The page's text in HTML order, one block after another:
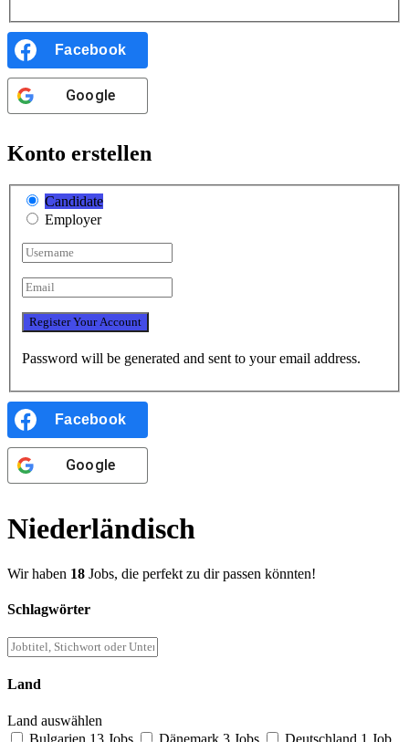
Facebook
Google
Konto erstellen
Candidate
Employer
Password will be generated and sent to your email address.
Facebook
Google
Niederländisch
Wir haben 18 Jobs, die perfekt zu dir passen könnten!
Schlagwörter
Land
Land auswählen
Bulgarien 13 Jobs Dänemark 3 Jobs Deutschland 1 Job